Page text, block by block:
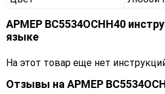
АРМЕР ВС5534ОСНН40
языке
На этот товар еще нет
Отзывы на АРМЕР